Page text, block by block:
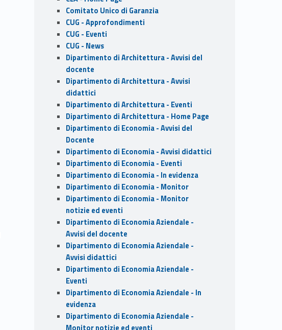
Comitato Unico di Garanzia
CUG - Approfondimenti
CUG - Eventi
CUG - News
Dipartimento di Architettura - Avvisi del
docente
Dipartimento di Architettura - Avvisi
didattici
Dipartimento di Architettura - Eventi
Dipartimento di Architettura - Home Page
Dipartimento di Economia - Avvisi del
Docente
Dipartimento di Economia - Avvisi didattici
Dipartimento di Economia - Eventi
Dipartimento di Economia - In evidenza
Dipartimento di Economia - Monitor
Dipartimento di Economia - Monitor
notizie ed eventi
Dipartimento di Economia Aziendale -
Avvisi del docente
Dipartimento di Economia Aziendale -
Avvisi didattici
Dipartimento di Economia Aziendale -
Eventi
Dipartimento di Economia Aziendale - In
evidenza
Dipartimento di Economia Aziendale -